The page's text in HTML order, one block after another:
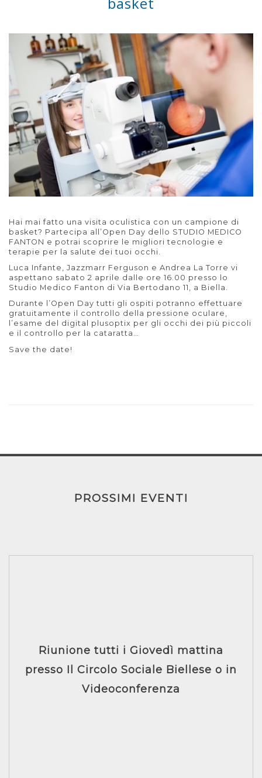
Hai mai fatto una visita oculistica con un campione di
basket? Partecipa all’Open Day dello STUDIO MEDICO
FANTON e potrai scoprire le migliori tecnologie e
terapie per la salute dei tuoi occhi.
Luca Infante, Jazzmarr Ferguson e Andrea La Torre vi
aspettano sabato 2 aprile dalle ore 16.00 presso lo
Studio Medico Fanton di Via Bertodano 11, a Biella.
Durante l’Open Day tutti gli ospiti potranno effettuare
gratuitamente il controllo della pressione oculare,
l’esame del digital plusoptix per gli occhi dei più piccoli
e il controllo per la cataratta…
Save the date!
PROSSIMI EVENTI
Riunione tutti i Giovedì mattina
presso Il Circolo Sociale Biellese o in
Videoconferenza